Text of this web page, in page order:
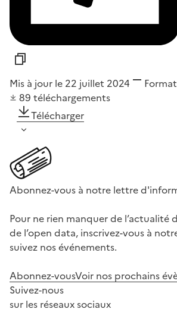
Mis à jour le 22 juillet 2024 Format
89 téléchargements
Télécharger
Abonnez-vous à notre lettre
Pour ne rien manquer de l’actualité
de l’open data, inscrivez-vous à
suivez nos événements.
Abonnez-vousVoir nos prochains
Suivez-nous
sur les réseaux sociaux